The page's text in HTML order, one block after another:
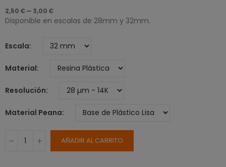
2,50 € — 3,00 €
Disponible en escalas de 28mm y 32mm.
Escala
Material
Resolución
Material Peana
AÑADIR AL CARRITO